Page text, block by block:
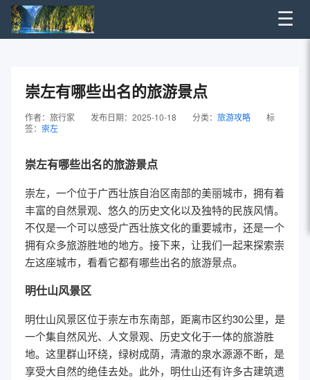
☰
崇左有哪些出名的旅游景点
作者：旅行家 发布日期：2025-10-18 分类： 旅游攻略
标
签： 崇左
崇左有哪些出名的旅游景点
崇左，一个位于广西壮族自治区南部的美丽城市，拥有着
丰富的自然景观、悠久的历史文化以及独特的民族风情。
不仅是一个可以感受广西壮族文化的重要城市，还是一个
拥有众多旅游胜地的地方。接下来，让我们一起来探索崇
左这座城市，看看它都有哪些出名的旅游景点。
明仕山风景区
明仕山风景区位于崇左市东南部，距离市区约30公里，是
一个集自然风光、人文景观、历史文化于一体的旅游胜
地。这里群山环绕，绿树成荫，清澈的泉水源源不断，是
享受大自然的绝佳去处。此外，明仕山还有许多古建筑遗